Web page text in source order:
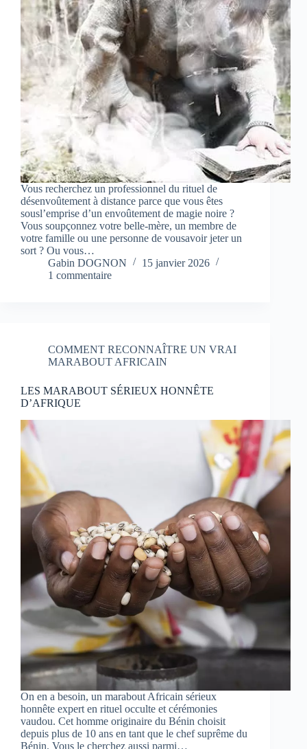
Vous recherchez un professionnel du rituel de
désenvoûtement à distance parce que vous êtes
sousl’emprise d’un envoûtement de magie noire ?
Vous soupçonnez votre belle-mère, un membre de
votre famille ou une personne de vousavoir jeter un
sort ? Ou vous…
Gabin DOGNON
15 janvier 2026
1 commentaire
COMMENT RECONNAÎTRE UN VRAI
MARABOUT AFRICAIN
LES MARABOUT SÉRIEUX HONNÊTE
D’AFRIQUE
On en a besoin, un marabout Africain sérieux
honnête expert en rituel occulte et cérémonies
vaudou. Cet homme originaire du Bénin choisit
depuis plus de 10 ans en tant que le chef suprême du
Bénin. Vous le cherchez aussi parmi…